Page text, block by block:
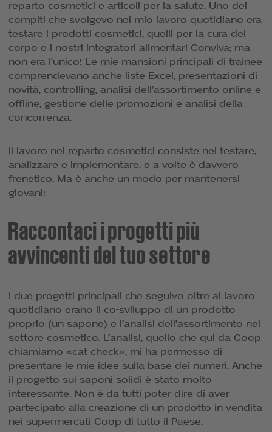
reparto cosmetici e articoli per la salute. Uno dei
compiti che svolgevo nel mio lavoro quotidiano era
testare i prodotti cosmetici, quelli per la cura del
corpo e i nostri integratori alimentari Conviva; ma
non era l’unico! Le mie mansioni principali di trainee
comprendevano anche liste Excel, presentazioni di
novità, controlling, analisi dell’assortimento online e
offline, gestione delle promozioni e analisi della
concorrenza.
Il lavoro nel reparto cosmetici consiste nel testare,
analizzare e implementare, e a volte è davvero
frenetico. Ma è anche un modo per mantenersi
giovani!
Raccontaci i progetti più
avvincenti del tuo settore
I due progetti principali che seguivo oltre al lavoro
quotidiano erano il co-sviluppo di un prodotto
proprio (un sapone) e l’analisi dell’assortimento nel
settore cosmetico. L’analisi, quello che qui da Coop
chiamiamo «cat check», mi ha permesso di
presentare le mie idee sulla base dei numeri. Anche
il progetto sui saponi solidi è stato molto
interessante. Non è da tutti poter dire di aver
partecipato alla creazione di un prodotto in vendita
nei supermercati Coop di tutto il Paese.